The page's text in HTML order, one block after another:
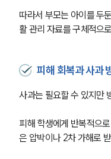
따라서 부모는 아이를 두
활 관리 자료를 구체적으
피해 회복과 사과
사과는 필요할 수 있지만
피해 학생에게 반복적으
은 압박이나 2차 가해로